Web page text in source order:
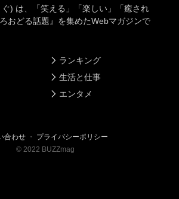
) は、「笑える」「楽しい」「癒され
おどる話題』を集めたWebマガジンで
ランキング
生活と仕事
エンタメ
合わせ ・ プライバシーポリシー
© 2022 BUZZmag